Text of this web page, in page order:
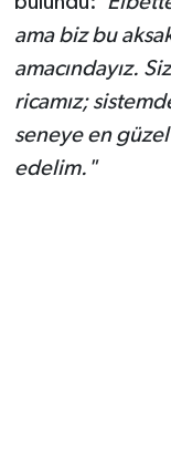
ama biz bu
amacındayız.
ricamız;
seneye en
edelim."